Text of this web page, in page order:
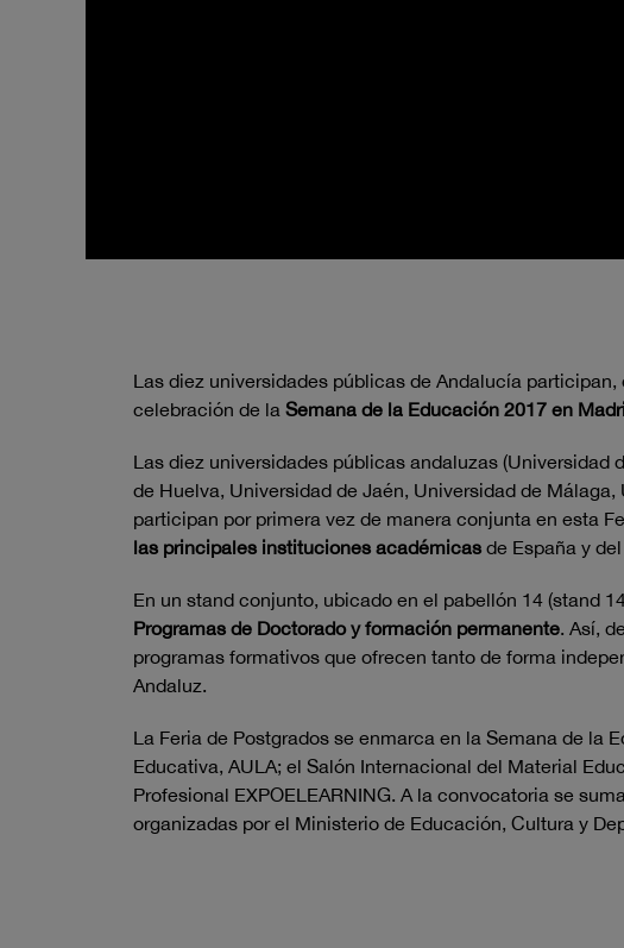
Las diez universidades públicas de Andalucía
celebración de la Semana de la Educación 2017 en
Las diez universidades públicas andaluzas (Universidad
de Huelva, Universidad de Jaén, Universidad de
participan por primera vez de manera conjunta en esta
las principales instituciones académicas de España y
En un stand conjunto, ubicado en el pabellón 14 (stand
Programas de Doctorado y formación permanente. Así,
programas formativos que ofrecen tanto de forma
Andaluz.
La Feria de Postgrados se enmarca en la Semana de la
Educativa, AULA; el Salón Internacional del Material
Profesional EXPOELEARNING. A la convocatoria se
organizadas por el Ministerio de Educación, Cultura y